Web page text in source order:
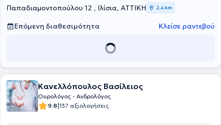
Παπαδιαμοντοπούλου 12 , Ιλίσια, ΑΤΤΙΚΗ 2,4 km
Επόμενη διαθεσιμότητα Κλείσε ραντεβού
Κανελλόπουλος Βασίλειος
Ουρολόγος - Ανδρολόγος
9.8|137 αξιολογήσεις